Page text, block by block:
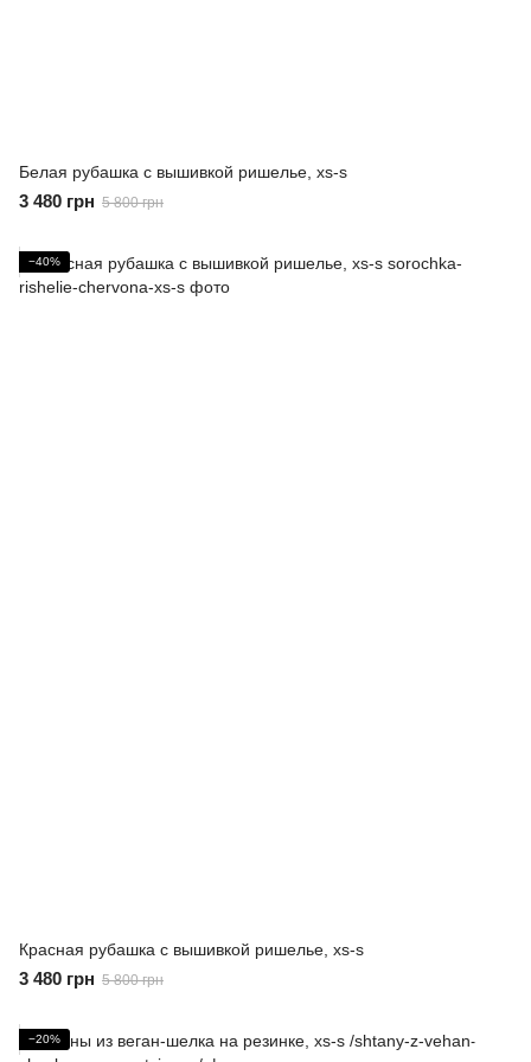
Белая рубашка с вышивкой ришелье, xs-s
3 480 грн 5 800 грн
−40%
Красная рубашка с вышивкой ришелье, xs-s
3 480 грн 5 800 грн
−20%